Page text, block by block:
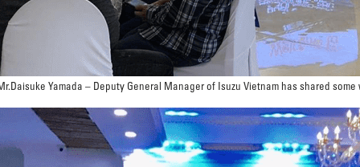
Yamada – Deputy General Manager of Isuzu Vietnam has shared